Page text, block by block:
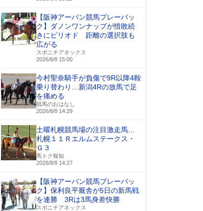
【阪神アーバン競馬プレーバッ
ク】ダノンワンナップが惜敗続
きにピリオド 距離の選択肢も
広がる
スポニチアネックス
2026/8/8 15:00
今村聖奈騎手が負傷で9R以降4鞍
乗り替わり…新潟4Rの放馬で足
を痛める
競馬のおはなし
2026/8/8 14:29
土曜札幌競馬場の注目激走馬…
札幌１１Ｒエルムステークス・
Ｇ３
馬トク報知
2026/8/8 14:27
【阪神アーバン競馬プレーバッ
ク】保利良平厩舎が5日の新馬戦
を連勝 3Rは3馬身差快勝
スポニチアネックス